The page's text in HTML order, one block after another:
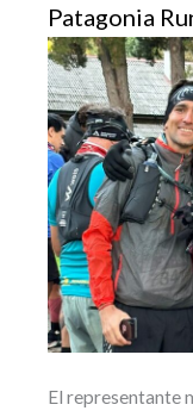
Patagonia
El representante